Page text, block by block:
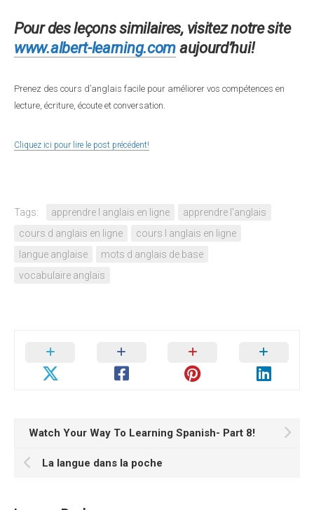
Pour des leçons similaires, visitez notre site
www.albert-learning.com aujourd’hui!
Prenez des cours d’anglais facile pour améliorer vos compétences en
lecture, écriture, écoute et conversation.
Cliquez ici pour lire le post précédent!
Tags: apprendre l anglais en ligne
apprendre l'anglais
cours d anglais en ligne
cours l anglais en ligne
langue anglaise
mots d anglais de base
vocabulaire anglais
Watch Your Way To Learning Spanish- Part 8!
La langue dans la poche